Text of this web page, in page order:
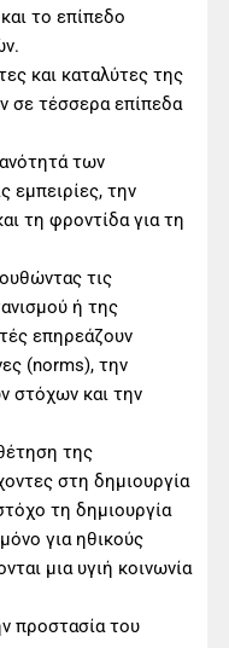
το επίπεδο
και καταλύτες της
σε τέσσερα επίπεδα
των
εμπειρίες, την
τη φροντίδα για τη
τις
ή της
επηρεάζουν
(norms), την
στόχων και την
της
στη δημιουργία
τη δημιουργία
για ηθικούς
μια υγιή κοινωνία
προστασία του